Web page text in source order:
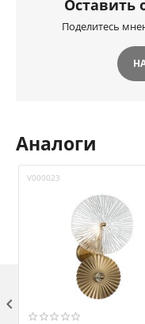
Оставить
Поделитесь
Аналоги
V000023
